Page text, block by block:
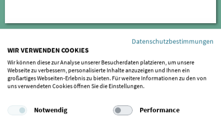
Datenschutzbestimmungen
WIR VERWENDEN COOKIES
Wir können diese zur Analyse unserer Besucherdaten platzieren, um unsere
Webseite zu verbessern, personalisierte Inhalte anzuzeigen und Ihnen ein
großartiges Webseiten-Erlebnis zu bieten. Für weitere Informationen zu den von
uns verwendeten Cookies öffnen Sie die Einstellungen.
Notwendig
Performance